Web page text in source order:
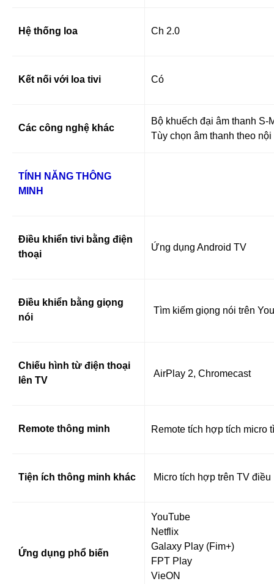
Hệ thống loa Ch 2.0
Kết nối với loa tivi Có
Các công nghệ khác
Bộ khuếch đại âm thanh S-
Tùy chọn âm thanh theo
TÍNH NĂNG THÔNG
MINH
Điều khiển tivi bằng điện
thoại
Ứng dụng Android TV
Điều khiển bằng giọng
nói
Tìm kiếm giọng nói trên
Chiếu hình từ điện thoại
lên TV
AirPlay 2, Chromecast
Remote thông minh Remote tích hợp tích micro
Tiện ích thông minh khác Micro tích hợp trên TV
Ứng dụng phổ biến
YouTube
Netflix
Galaxy Play (Fim+)
FPT Play
VieON